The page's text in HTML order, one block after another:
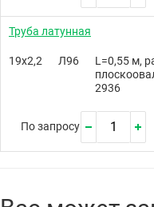
Труба латунная
19х2,2 Л96
L=0,55 м,
2936
По запросу